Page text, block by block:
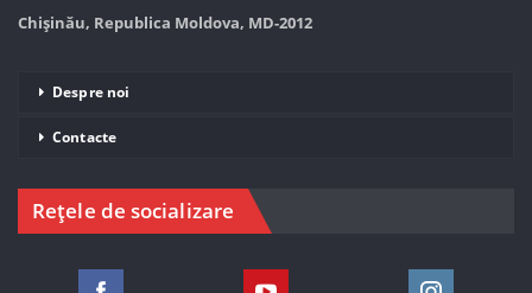
Chișinău, Republica Moldova, MD-2012
Despre noi
Contacte
Rețele de socializare